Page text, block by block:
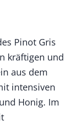
Pinot Gris
kräftigen und
aus dem
intensiven
Honig. Im